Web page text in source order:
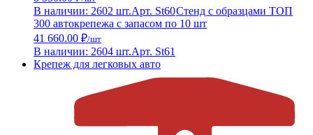
В наличии: 2602 шт.Арт. St60Стенд с образцами ТОП
300 автокрепежа с запасом по 10 шт
41 660.00 ₽/шт
В наличии: 2604 шт.Арт. St61
Крепеж для легковых авто